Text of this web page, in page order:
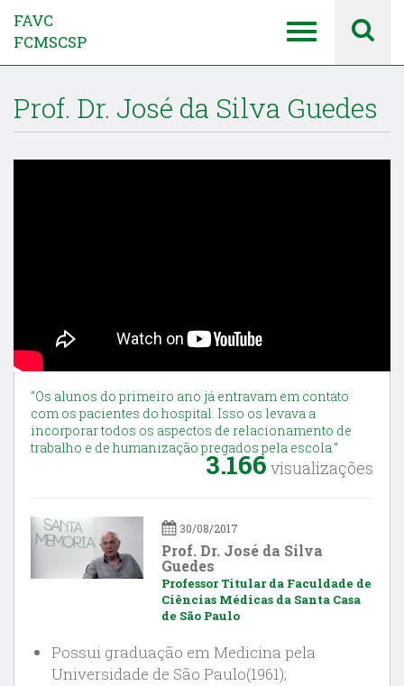
FAVC
FCMSCSP
Prof. Dr. José da Silva Guedes
“Os alunos do primeiro ano já entravam em contato
com os pacientes do hospital. Isso os levava a
incorporar todos os aspectos de relacionamento de
trabalho e de humanização pregados pela escola.”
3.166 visualizações
30/08/2017
Prof. Dr. José da Silva
Guedes
Professor Titular da Faculdade de
Ciências Médicas da Santa Casa
de São Paulo
Possui graduação em Medicina pela
Universidade de São Paulo(1961);